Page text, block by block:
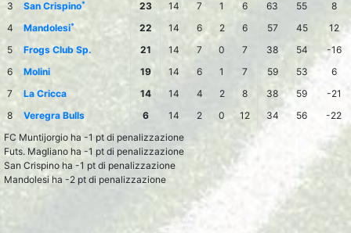
3
San Crispino* 23 14 7 1 6 63 55
8
4
Mandolesi* 22 14 6 2 6 57 45
12
5
Frogs Club Sp. 21 14 7 0 7 38 54
-16
6
Molini 19 14 6 1 7 59 53
6
7
La Cricca 14 14 4 2 8 38 59
-21
8
Veregra Bulls 6 14 2 0 12 34 56
-22
FC Muntijorgio ha -1 pt di penalizzazione
Futs. Magliano ha -1 pt di penalizzazione
San Crispino ha -1 pt di penalizzazione
Mandolesi ha -2 pt di penalizzazione